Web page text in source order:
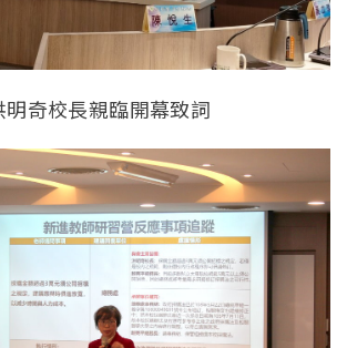
明奇校長親臨開幕致詞